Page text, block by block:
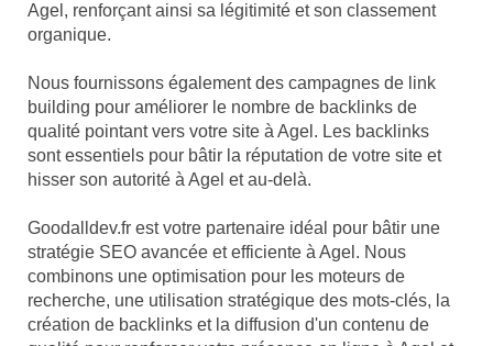
Agel, renforçant ainsi sa légitimité et son classement
organique.
Nous fournissons également des campagnes de link
building pour améliorer le nombre de backlinks de
qualité pointant vers votre site à Agel. Les backlinks
sont essentiels pour bâtir la réputation de votre site et
hisser son autorité à Agel et au-delà.
Goodalldev.fr est votre partenaire idéal pour bâtir une
stratégie SEO avancée et efficiente à Agel. Nous
combinons une optimisation pour les moteurs de
recherche, une utilisation stratégique des mots-clés, la
création de backlinks et la diffusion d'un contenu de